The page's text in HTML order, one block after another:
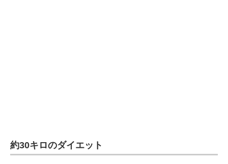
約30キロのダイエット